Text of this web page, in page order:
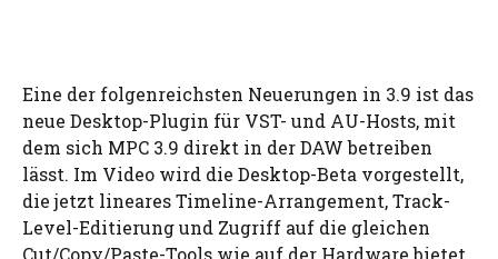
Eine der folgenreichsten Neuerungen in 3.9 ist das
neue Desktop-Plugin für VST- und AU-Hosts, mit
dem sich MPC 3.9 direkt in der DAW betreiben
lässt. Im Video wird die Desktop-Beta vorgestellt,
die jetzt lineares Timeline-Arrangement, Track-
Level-Editierung und Zugriff auf die gleichen
Cut/Copy/Paste-Tools wie auf der Hardware bietet.